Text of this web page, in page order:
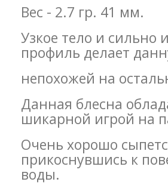
Вес - 2.7 гр. 41 мм.
Узкое тело и сильно
профиль делает
непохожей на
Данная блесна
шикарной игрой на
Очень хорошо
прикоснувшись к
воды.